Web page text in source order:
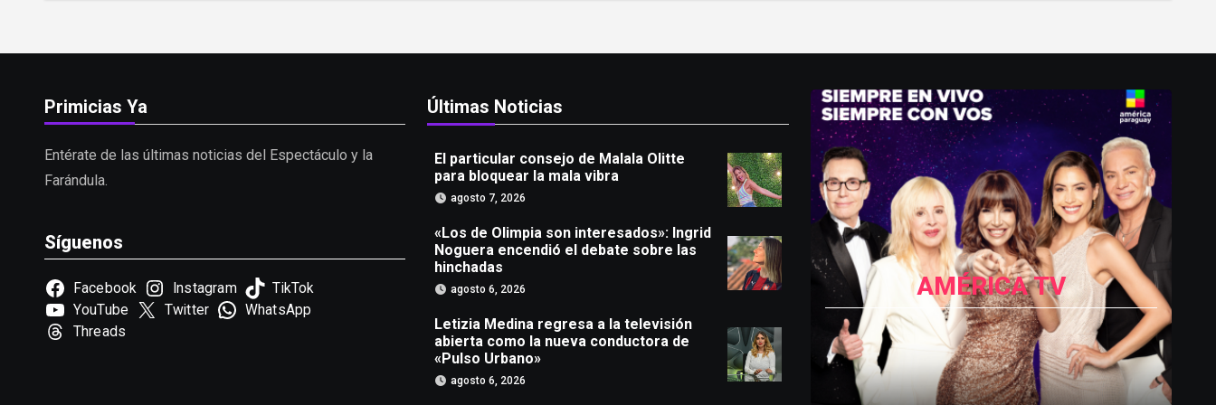
Primicias Ya
Entérate de las últimas noticias del Espectáculo y la
Farándula.
Síguenos
Facebook Instagram
TikTok
YouTube
Twitter
WhatsApp
Threads
Últimas Noticias
El particular consejo de Malala Olitte
para bloquear la mala vibra
agosto 7, 2026
«Los de Olimpia son interesados»: Ingrid
Noguera encendió el debate sobre las
hinchadas
agosto 6, 2026
Letizia Medina regresa a la televisión
abierta como la nueva conductora de
«Pulso Urbano»
agosto 6, 2026
AMÉRICA TV